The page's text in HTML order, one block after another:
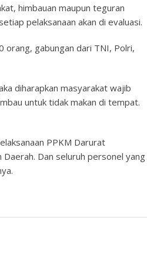
himbauan maupun teguran
pelaksanaan akan di evaluasi.
orang, gabungan dari TNI, Polri,
diharapkan masyarakat wajib
untuk tidak makan di tempat.
PPKM Darurat
Dan seluruh personel yang